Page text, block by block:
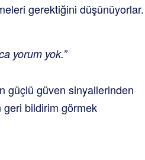
gerektiğini düşünüyorlar.
yorum yok.”
güçlü güven sinyallerinden
geri bildirim görmek